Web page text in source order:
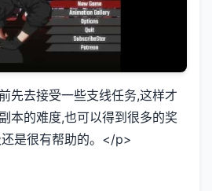
先去接受一些支线任务,这样才
本的难度,也可以得到很多的奖
是很有帮助的。</p>